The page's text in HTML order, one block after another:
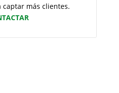
más clientes.